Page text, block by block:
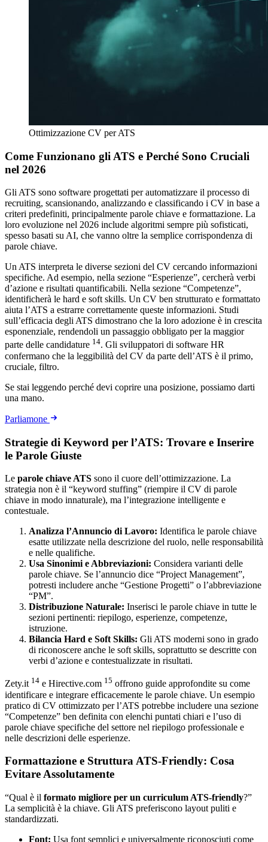
Ottimizzazione CV per ATS
Come Funzionano gli ATS e Perché Sono Cruciali
nel 2026
Gli ATS sono software progettati per automatizzare il processo di
recruiting, scansionando, analizzando e classificando i CV in base a
criteri predefiniti, principalmente parole chiave e formattazione. La
loro evoluzione nel 2026 include algoritmi sempre più sofisticati,
spesso basati su AI, che vanno oltre la semplice corrispondenza di
parole chiave.
Un ATS interpreta le diverse sezioni del CV cercando informazioni
specifiche. Ad esempio, nella sezione “Esperienze”, cercherà verbi
d’azione e risultati quantificabili. Nella sezione “Competenze”,
identificherà le hard e soft skills. Un CV ben strutturato e formattato
aiuta l’ATS a estrarre correttamente queste informazioni. Studi
sull’efficacia degli ATS dimostrano che la loro adozione è in crescita
esponenziale, rendendoli un passaggio obbligato per la maggior
parte delle candidature 14. Gli sviluppatori di software HR
confermano che la leggibilità del CV da parte dell’ATS è il primo,
cruciale, filtro.
Se stai leggendo perché devi coprire una posizione, possiamo darti
una mano.
Parliamone
Strategie di Keyword per l’ATS: Trovare e Inserire
le Parole Giuste
Le parole chiave ATS sono il cuore dell’ottimizzazione. La
strategia non è il “keyword stuffing” (riempire il CV di parole
chiave in modo innaturale), ma l’integrazione intelligente e
contestuale.
Analizza l’Annuncio di Lavoro: Identifica le parole chiave
esatte utilizzate nella descrizione del ruolo, nelle responsabilità
e nelle qualifiche.
Usa Sinonimi e Abbreviazioni: Considera varianti delle
parole chiave. Se l’annuncio dice “Project Management”,
potresti includere anche “Gestione Progetti” o l’abbreviazione
“PM”.
Distribuzione Naturale: Inserisci le parole chiave in tutte le
sezioni pertinenti: riepilogo, esperienze, competenze,
istruzione.
Bilancia Hard e Soft Skills: Gli ATS moderni sono in grado
di riconoscere anche le soft skills, soprattutto se descritte con
verbi d’azione e contestualizzate in risultati.
Zety.it 14 e Hirective.com 15 offrono guide approfondite su come
identificare e integrare efficacemente le parole chiave. Un esempio
pratico di CV ottimizzato per l’ATS potrebbe includere una sezione
“Competenze” ben definita con elenchi puntati chiari e l’uso di
parole chiave specifiche del settore nel riepilogo professionale e
nelle descrizioni delle esperienze.
Formattazione e Struttura ATS-Friendly: Cosa
Evitare Assolutamente
“Qual è il formato migliore per un curriculum ATS-friendly?”
La semplicità è la chiave. Gli ATS preferiscono layout puliti e
standardizzati.
Font: Usa font semplici e universalmente riconosciuti come